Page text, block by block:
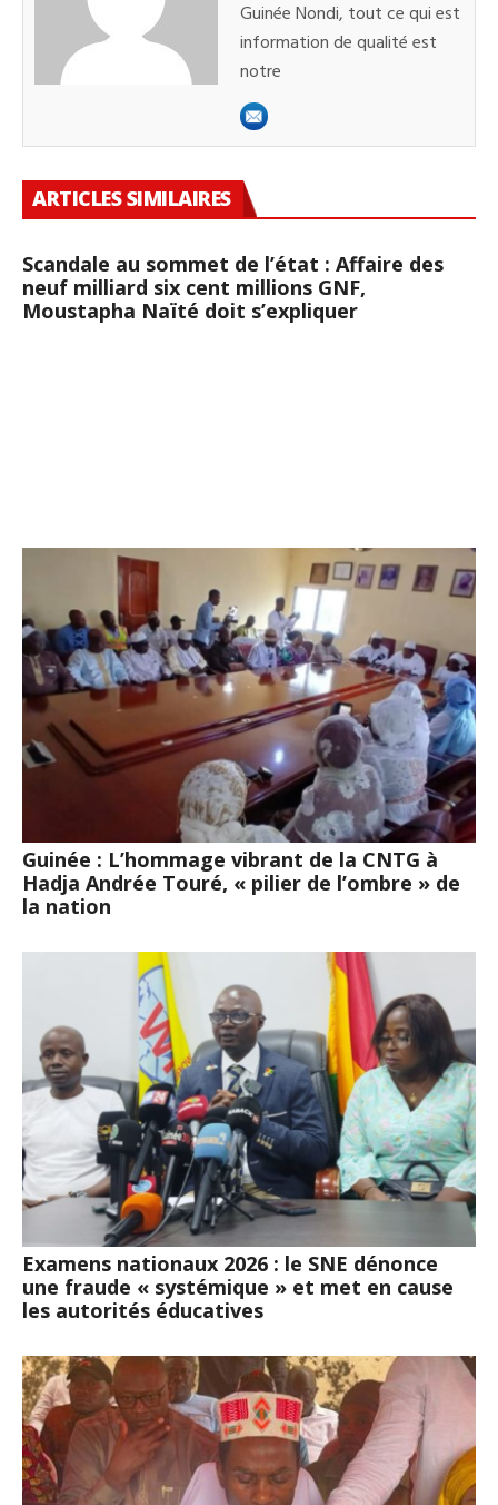
Guinée Nondi, tout ce qui est
information de qualité est
notre
ARTICLES SIMILAIRES
Scandale au sommet de l’état : Affaire des
neuf milliard six cent millions GNF,
Moustapha Naïté doit s’expliquer
Guinée : L’hommage vibrant de la CNTG à
Hadja Andrée Touré, « pilier de l’ombre » de
la nation
Examens nationaux 2026 : le SNE dénonce
une fraude « systémique » et met en cause
les autorités éducatives